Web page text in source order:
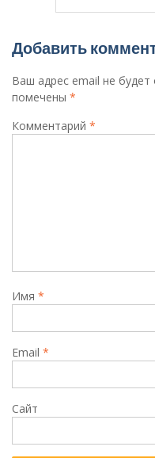
Добавить
Ваш адрес email не будет
помечены *
Комментарий *
Имя *
Email *
Сайт